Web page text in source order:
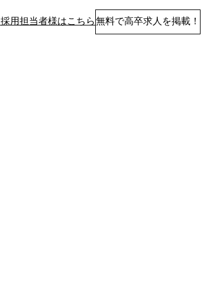
採用担当者様はこちら無料で高卒求人を掲載！